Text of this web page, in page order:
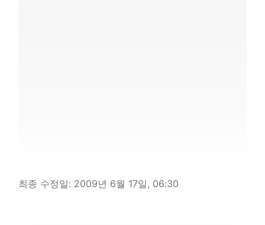
최종 수정일: 2009년 6월 17일, 06:30